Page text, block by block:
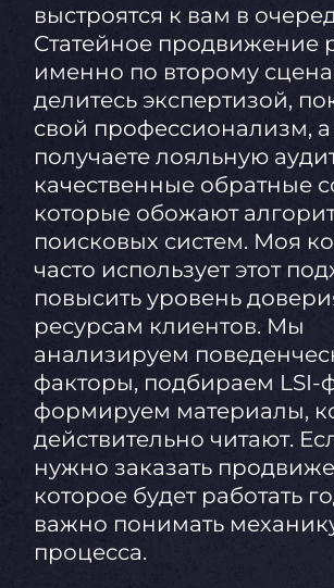
выстроятся к вам в
Статейное продвижение
именно по второму
делитесь экспертизой,
свой профессионализм,
получаете лояльную
качественные обратные
которые обожают
поисковых систем. Моя
часто использует этот
повысить уровень
ресурсам клиентов. Мы
анализируем
факторы, подбираем LSI-
формируем материалы,
действительно читают.
нужно заказать
которое будет работать
важно понимать
процесса.